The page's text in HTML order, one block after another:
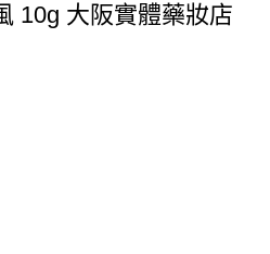
10g 大阪實體藥妝店